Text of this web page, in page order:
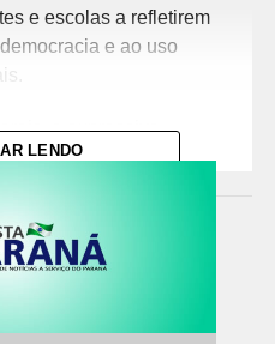
e escolas a refletirem
e ao uso
a expressiva
o interesse das
o fortalecimento da
um ambiente digital mais
— afirmou.
LENDO